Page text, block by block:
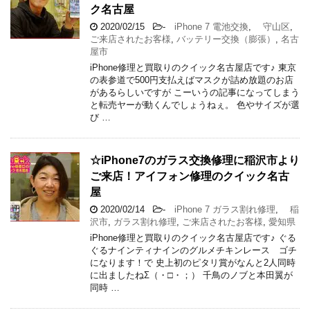
ク名古屋
2020/02/15 - iPhone 7 電池交換 守山区
ご来店されたお客様
バッテリー交換（膨張）
名古
屋市
iPhone修理と買取りのクイック名古屋店です♪ 東京
の表参道で500円支払えばマスクが詰め放題のお店
があるらしいですが こーいうの記事になってしまう
と転売ヤーが動くんでしょうねぇ。 色やサイズが選
び …
☆iPhone7のガラス交換修理に稲沢市より
ご来店！アイフォン修理のクイック名古
屋
2020/02/14 - iPhone 7 ガラス割れ修理
稲
沢市 ガラス割れ修理 ご来店されたお客様 愛知県
iPhone修理と買取りのクイック名古屋店です♪ ぐる
ぐるナインティナインのグルメチキンレース ゴチ
になります！で 史上初のピタリ賞がなんと2人同時
に出ましたねΣ（・□・；） 千鳥のノブと本田翼が
同時 …